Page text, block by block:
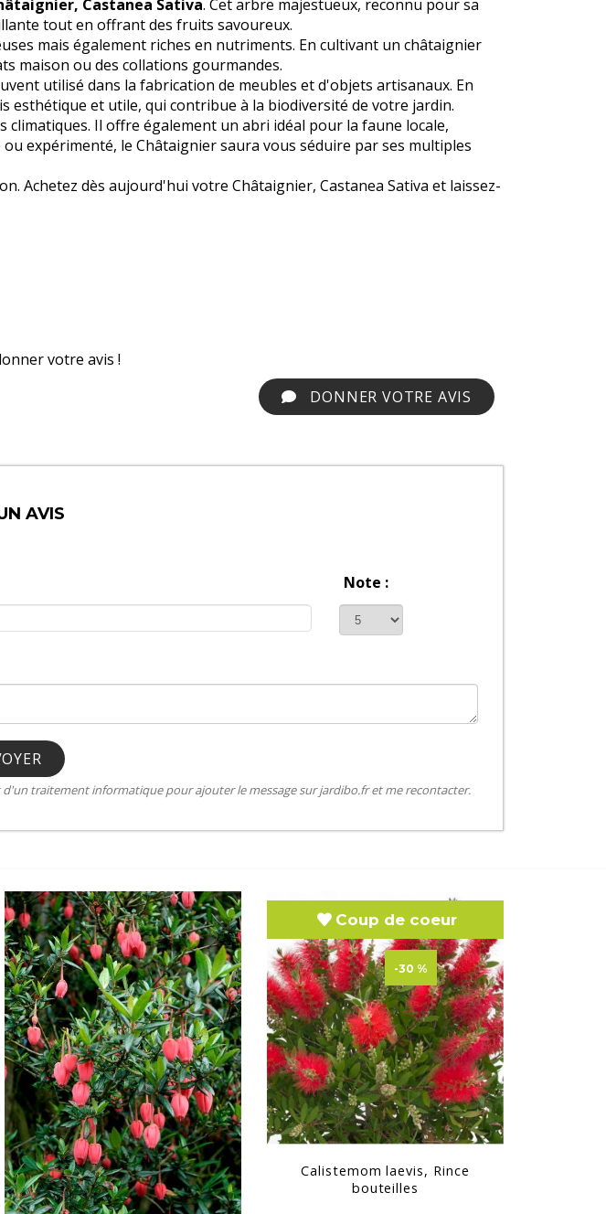
Castanea Sativa. Cet arbre majestueux, reconnu pour sa
tout en offrant des fruits savoureux.
mais également riches en nutriments. En cultivant un châtaignier
maison ou des collations gourmandes.
utilisé dans la fabrication de meubles et d'objets artisanaux. En
esthétique et utile, qui contribue à la biodiversité de votre jardin.
Il offre également un abri idéal pour la faune locale,
expérimenté, le Châtaignier saura vous séduire par ses multiples
Achetez dès aujourd'hui votre Châtaignier, Castanea Sativa et laissez-
votre avis !
DONNER VOTRE AVIS
AVIS
Note :
traitement informatique pour ajouter le message sur jardibo.fr et me recontacter.
-30 %
Calistemom laevis, Rince
bouteilles
Coup de coeur